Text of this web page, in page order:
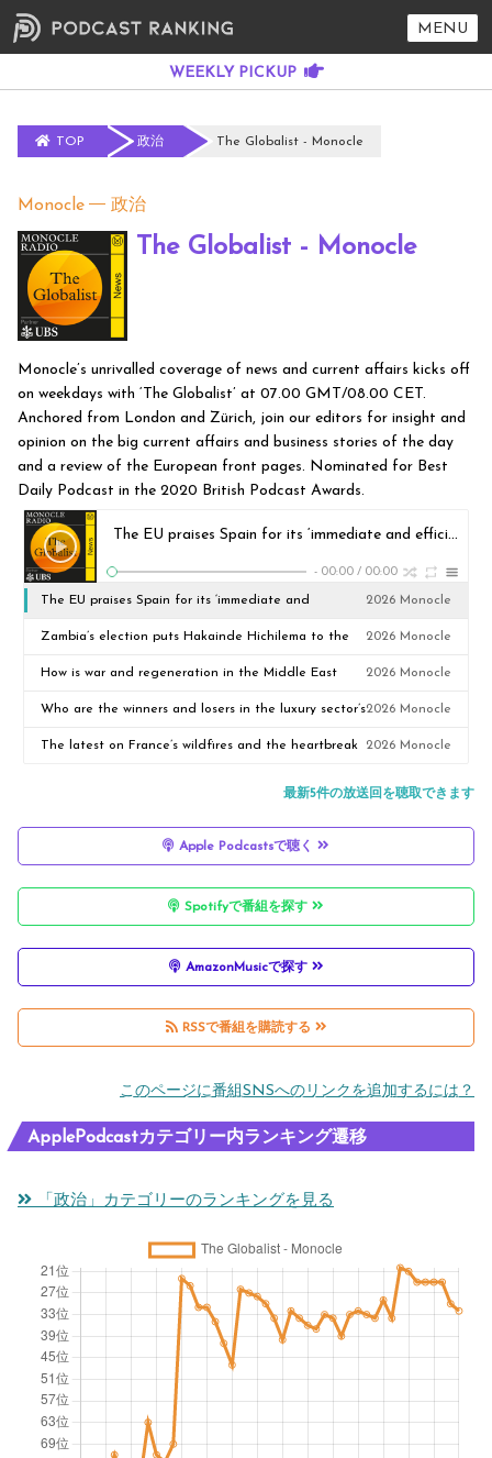
MENU
TOP 政治 The Globalist - Monocle
Monocle 政治
The Globalist - Monocle
Monocle’s unrivalled coverage of news and current affairs kicks off
on weekdays with ‘The Globalist’ at 07.00 GMT/08.00 CET.
Anchored from London and Zürich, join our editors for insight and
opinion on the big current affairs and business stories of the day
and a review of the European front pages. Nominated for Best
Daily Podcast in the 2020 British Podcast Awards.
The EU praises Spain for its ‘immediate and efficient’ response to the Ceuta migrant crisis
- 00:00 / 00:00
The EU praises Spain for its ‘immediate and
efficient’ response to the Ceuta migrant crisis
2026 Monocle
Zambia’s election puts Hakainde Hichilema to the
test
2026 Monocle
How is war and regeneration in the Middle East
reshaping global aviation?
2026 Monocle
Who are the winners and losers in the luxury sector’s
latest results?
2026 Monocle
The latest on France’s wildfires and the heartbreak 2026 Monocle
最新5件の放送回を聴取できます
Apple Podcastsで聴く
Spotifyで番組を探す
AmazonMusicで探す
RSSで番組を購読する
このページに番組SNSへのリンクを追加するには？
ApplePodcastカテゴリー内ランキング遷移
「政治」カテゴリーのランキングを見る